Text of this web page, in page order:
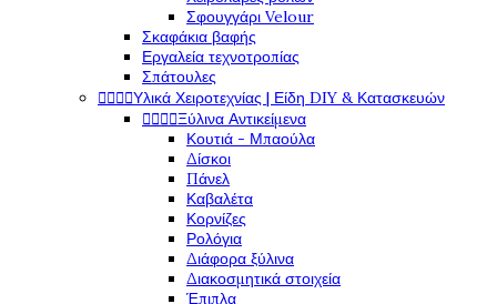
Σφουγγάρι Velour
Σκαφάκια βαφής
Εργαλεία τεχνοτροπίας
Σπάτουλες
Υλικά Χειροτεχνίας | Είδη DIY & Κατασκευών
Ξύλινα Αντικείμενα
Κουτιά - Μπαούλα
Δίσκοι
Πάνελ
Καβαλέτα
Κορνίζες
Ρολόγια
Διάφορα ξύλινα
Διακοσμητικά στοιχεία
Έπιπλα